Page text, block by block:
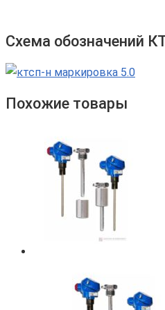
Схема обозначений
Похожие товары